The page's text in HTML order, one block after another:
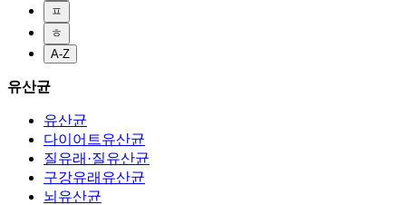
ㅍ
ㅎ
A-Z
유산균
유산균
다이어트유산균
질유래·질유산균
구강유래유산균
뇌유산균